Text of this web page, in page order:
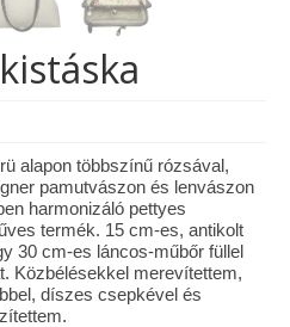
is találkozhattál…
alapon többszínű rózsával,
pamutvászon és lenvászon
harmonizáló pettyes
termék. 15 cm-es, antikolt
30 cm-es láncos-műbőr füllel
Közbélésekkel merevítettem,
díszes csepkével és